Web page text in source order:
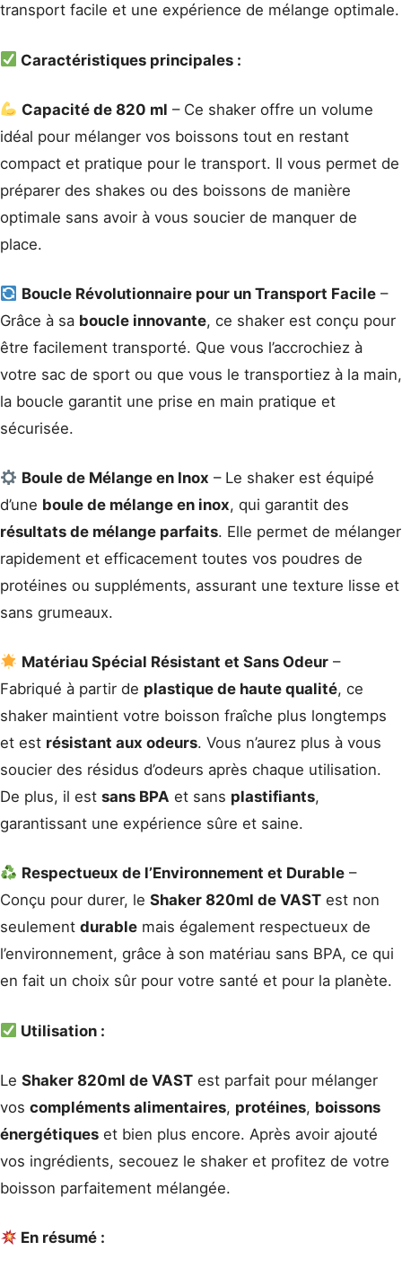
transport facile et une expérience de mélange optimale.
Caractéristiques principales :
Capacité de 820 ml – Ce shaker offre un volume
idéal pour mélanger vos boissons tout en restant
compact et pratique pour le transport. Il vous permet de
préparer des shakes ou des boissons de manière
optimale sans avoir à vous soucier de manquer de
place.
Boucle Révolutionnaire pour un Transport Facile –
Grâce à sa boucle innovante, ce shaker est conçu pour
être facilement transporté. Que vous l’accrochiez à
votre sac de sport ou que vous le transportiez à la main,
la boucle garantit une prise en main pratique et
sécurisée.
Boule de Mélange en Inox – Le shaker est équipé
d’une boule de mélange en inox, qui garantit des
résultats de mélange parfaits. Elle permet de mélanger
rapidement et efficacement toutes vos poudres de
protéines ou suppléments, assurant une texture lisse et
sans grumeaux.
Matériau Spécial Résistant et Sans Odeur –
Fabriqué à partir de plastique de haute qualité, ce
shaker maintient votre boisson fraîche plus longtemps
et est résistant aux odeurs. Vous n’aurez plus à vous
soucier des résidus d’odeurs après chaque utilisation.
De plus, il est sans BPA et sans plastifiants,
garantissant une expérience sûre et saine.
Respectueux de l’Environnement et Durable –
Conçu pour durer, le Shaker 820ml de VAST est non
seulement durable mais également respectueux de
l’environnement, grâce à son matériau sans BPA, ce qui
en fait un choix sûr pour votre santé et pour la planète.
Utilisation :
Le Shaker 820ml de VAST est parfait pour mélanger
vos compléments alimentaires, protéines, boissons
énergétiques et bien plus encore. Après avoir ajouté
vos ingrédients, secouez le shaker et profitez de votre
boisson parfaitement mélangée.
En résumé :